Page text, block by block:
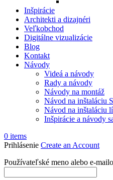
Inšpirácie
Architekti a dizajnéri
Veľkobchod
Digitálne vizualizácie
Blog
Kontakt
Návody
Videá a návody
Rady a návody
Návody na montáž
Návod na inštaláciu
Návod na inštaláciu
Inšpirácie a návody
0 items
Prihlásenie Create an Account
Používateľské meno alebo e-